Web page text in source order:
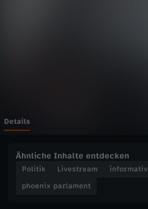
m
n
Details
Ähnliche Inhalte entdecken
Politik Livestream
informativ
phoenix parlament